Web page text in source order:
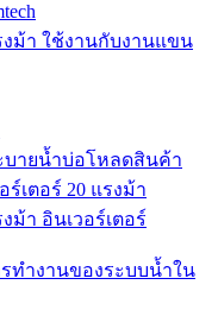
งม้า ใช้งานกับงานแขน
บายน้ำบ่อโหลดสินค้า
เตอร์ 20 แรงม้า
ม้า อินเวอร์เตอร์
ทำงานของระบบน้ำใน